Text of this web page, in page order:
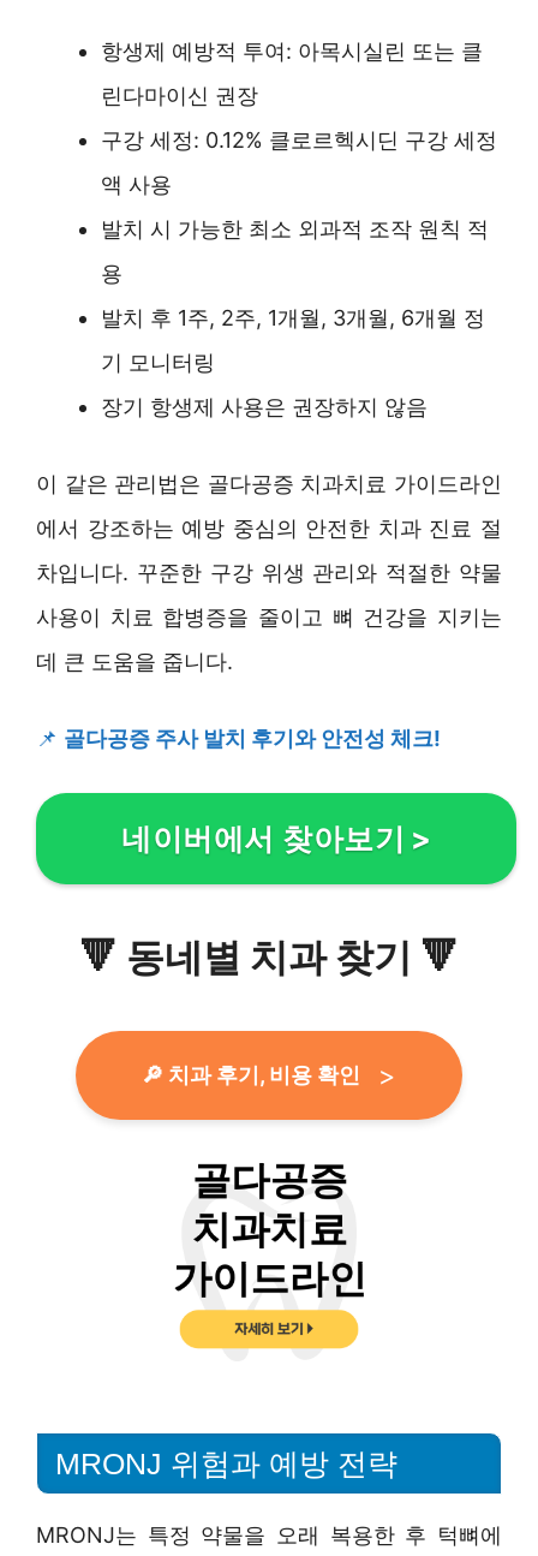
항생제 예방적 투여: 아목시실린 또는 클
린다마이신 권장
구강 세정: 0.12% 클로르헥시딘 구강 세정
액 사용
발치 시 가능한 최소 외과적 조작 원칙 적
용
발치 후 1주, 2주, 1개월, 3개월, 6개월 정
기 모니터링
장기 항생제 사용은 권장하지 않음
이 같은 관리법은 골다공증 치과치료 가이드라인
에서 강조하는 예방 중심의 안전한 치과 진료 절
차입니다. 꾸준한 구강 위생 관리와 적절한 약물
사용이 치료 합병증을 줄이고 뼈 건강을 지키는
데 큰 도움을 줍니다.
📌 골다공증 주사 발치 후기와 안전성 체크!
네이버에서 찾아보기 >
🔻 동네별 치과 찾기 🔻
🔎 치과 후기, 비용 확인
MRONJ 위험과 예방 전략
MRONJ는 특정 약물을 오래 복용한 후 턱뼈에